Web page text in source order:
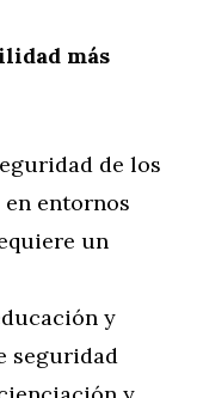
más
de los
entornos
un
y
seguridad